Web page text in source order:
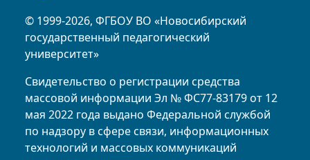
© 1999-2026, ФГБОУ ВО «Новосибирский
государственный педагогический
университет»
Свидетельство о регистрации средства
массовой информации Эл № ФС77-83179 от 12
мая 2022 года выдано Федеральной службой
по надзору в сфере связи, информационных
технологий и массовых коммуникаций